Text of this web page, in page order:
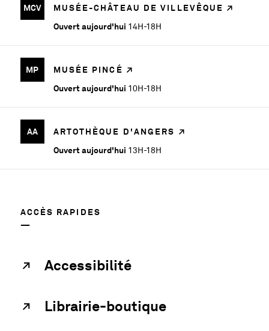
MCV
MUSÉE-CHÂTEAU DE VILLEVÊQUE
Ouvert aujourd'hui 14H-18H
MP
MUSÉE PINCÉ
Ouvert aujourd'hui 10H-18H
AA
ARTOTHÈQUE D'ANGERS
Ouvert aujourd'hui 13H-18H
ACCÈS RAPIDES
Accessibilité
Librairie-boutique